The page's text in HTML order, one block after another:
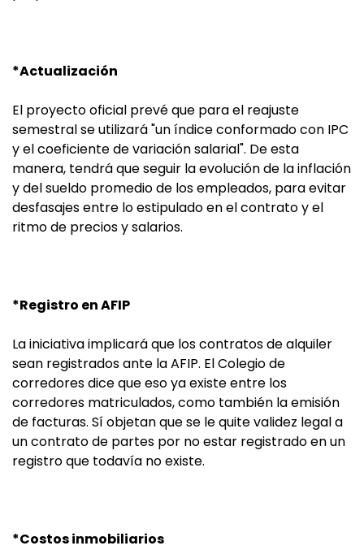
*Actualización
El proyecto oficial prevé que para el reajuste
semestral se utilizará "un índice conformado con IPC
y el coeficiente de variación salarial". De esta
manera, tendrá que seguir la evolución de la inflación
y del sueldo promedio de los empleados, para evitar
desfasajes entre lo estipulado en el contrato y el
ritmo de precios y salarios.
*Registro en AFIP
La iniciativa implicará que los contratos de alquiler
sean registrados ante la AFIP. El Colegio de
corredores dice que eso ya existe entre los
corredores matriculados, como también la emisión
de facturas. Sí objetan que se le quite validez legal a
un contrato de partes por no estar registrado en un
registro que todavía no existe.
*Costos inmobiliarios